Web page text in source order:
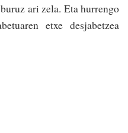
ari zela. Eta hurrengo
etxe desjabetzea